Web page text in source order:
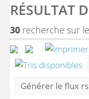
RÉSULTAT
30 recherche sur
Générer le flux